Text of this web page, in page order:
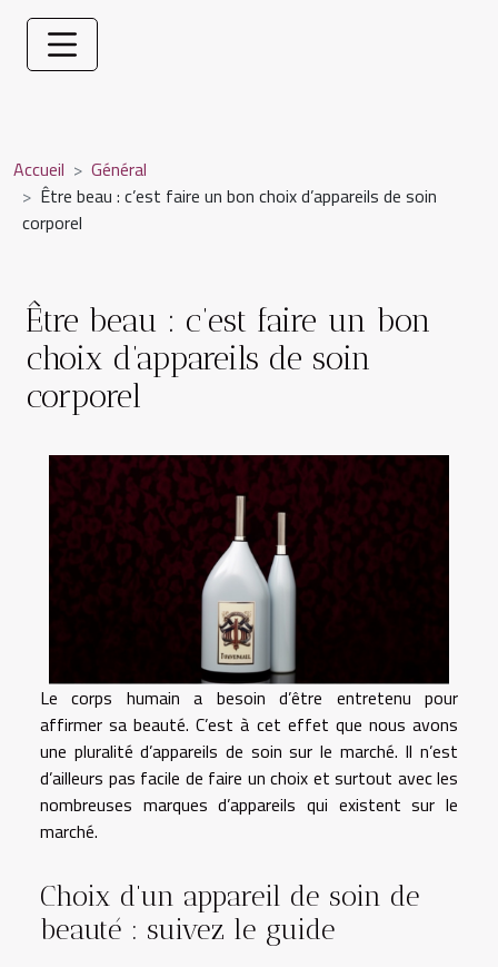
Accueil
Général
Être beau : c’est faire un bon choix d’appareils de soin
corporel
Être beau : c’est faire un bon
choix d’appareils de soin
corporel
Le corps humain a besoin d’être entretenu pour
affirmer sa beauté. C’est à cet effet que nous avons
une pluralité d’appareils de soin sur le marché. Il n’est
d’ailleurs pas facile de faire un choix et surtout avec les
nombreuses marques d’appareils qui existent sur le
marché.
Choix d’un appareil de soin de
beauté : suivez le guide